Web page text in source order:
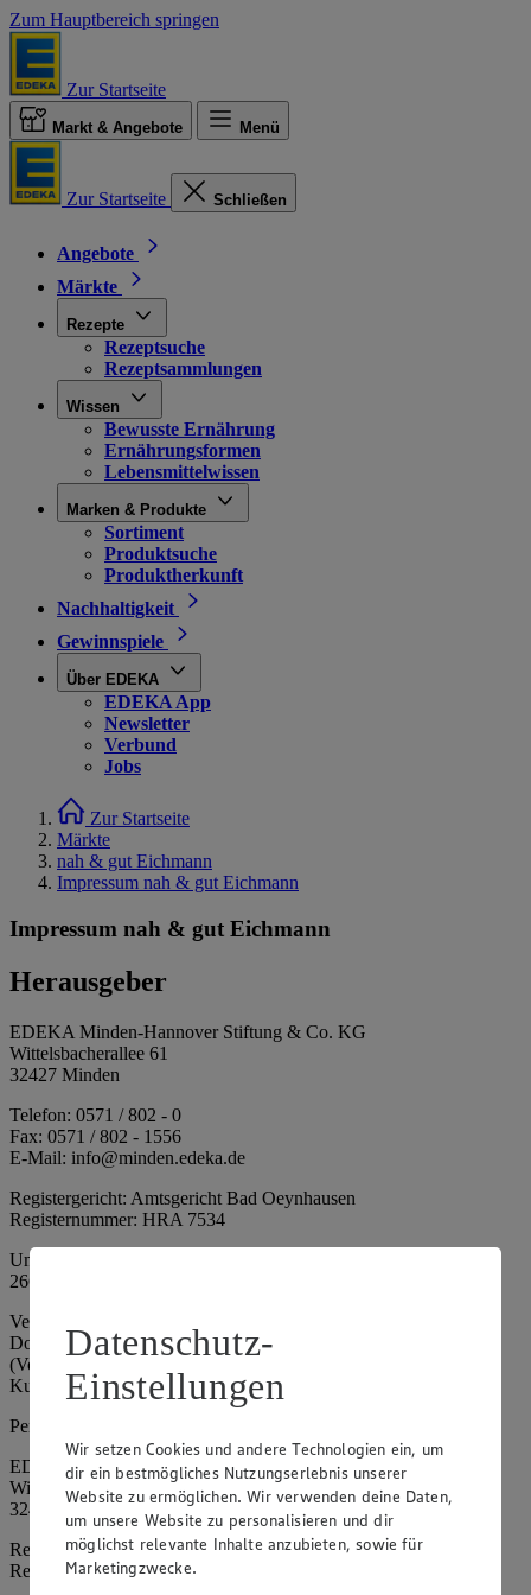
Zum Hauptbereich springen
Zur Startseite
Markt & Angebote Menü
Zur Startseite Schließen
Angebote
Märkte
Rezepte
Rezeptsuche
Rezeptsammlungen
Wissen
Bewusste Ernährung
Ernährungsformen
Lebensmittelwissen
Marken & Produkte
Sortiment
Produktsuche
Produktherkunft
Nachhaltigkeit
Gewinnspiele
Über EDEKA
EDEKA App
Newsletter
Verbund
Jobs
Zur Startseite
Märkte
nah & gut Eichmann
Impressum nah & gut Eichmann
Impressum nah & gut Eichmann
Herausgeber
EDEKA Minden-Hannover Stiftung & Co. KG
Wittelsbacherallee 61
32427 Minden
Telefon: 0571 / 802 - 0
Fax: 0571 / 802 - 1556
E-Mail: info@minden.edeka.de
Registergericht: Amtsgericht Bad Oeynhausen
Registernummer: HRA 7534
Umsatzsteuer-Identifikationsnummer gem. § 27a UStG: DE
266067317
Vertretungsberechtigte: Mark Rosenkranz (Sprecher), Eileen
Dominique Klingsiek (Vorstandsmitglied), Ulf-U. Plath
(Vorstandsmitglied), Stephan Wohler (Vorstandsmitglied), Marc
Kuhlmann (Aufsichtsratsvorsitzender)
Persönlich haftende Gesellschafterin:
EDEKA Minden-Hannover Holding GmbH
Wittelsbacherallee 61
32427 Minden
Registergericht: Amtsgericht Bad Oeynhausen
Registernummer: HRB 4086
Datenschutz-
Einstellungen
Wir setzen Cookies und andere Technologien ein, um
dir ein bestmögliches Nutzungserlebnis unserer
Website zu ermöglichen. Wir verwenden deine Daten,
um unsere Website zu personalisieren und dir
möglichst relevante Inhalte anzubieten, sowie für
Marketingzwecke.